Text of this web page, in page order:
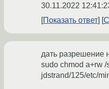
30.11.2022
Показать ответ
дать разрешение
sudo chmod a+rw
jdstrand/125/etc/